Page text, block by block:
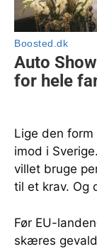
Lige den
imod i
villet bruge
til et krav. Og
Før EU-
skæres